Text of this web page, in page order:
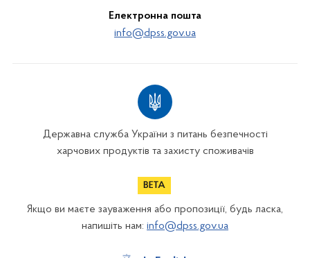
Електронна пошта
info@dpss.gov.ua
Державна служба України з питань безпечності
харчових продуктів та захисту споживачів
Якщо ви маєте зауваження або пропозиції, будь ласка,
напишіть нам: info@dpss.gov.ua